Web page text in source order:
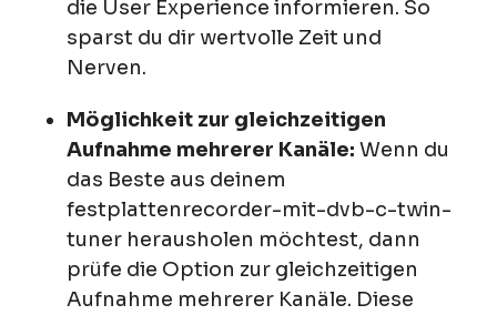
die User Experience informieren. So
sparst du dir wertvolle Zeit und
Nerven.
Möglichkeit zur gleichzeitigen
Aufnahme mehrerer Kanäle: Wenn du
das Beste aus deinem
festplattenrecorder-mit-dvb-c-twin-
tuner herausholen möchtest, dann
prüfe die Option zur gleichzeitigen
Aufnahme mehrerer Kanäle. Diese